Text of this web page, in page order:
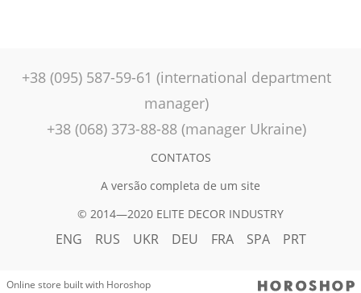
+38 (095) 587-59-61 (international department
manager)
+38 (068) 373-88-88 (manager Ukraine)
CONTATOS
A versão completa de um site
© 2014—2020 ELITE DECOR INDUSTRY
ENG RUS UKR DEU FRA SPA PRT
Online store built with Horoshop